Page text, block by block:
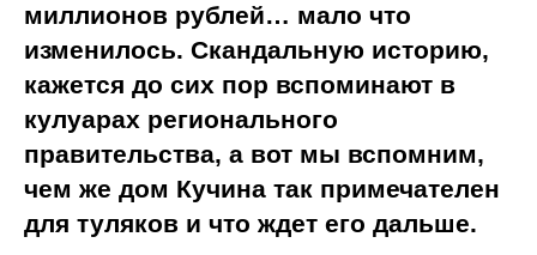
миллионов рублей… мало что
изменилось. Скандальную историю,
кажется до сих пор вспоминают в
кулуарах регионального
правительства, а вот мы вспомним,
чем же дом Кучина так примечателен
для туляков и что ждет его дальше.